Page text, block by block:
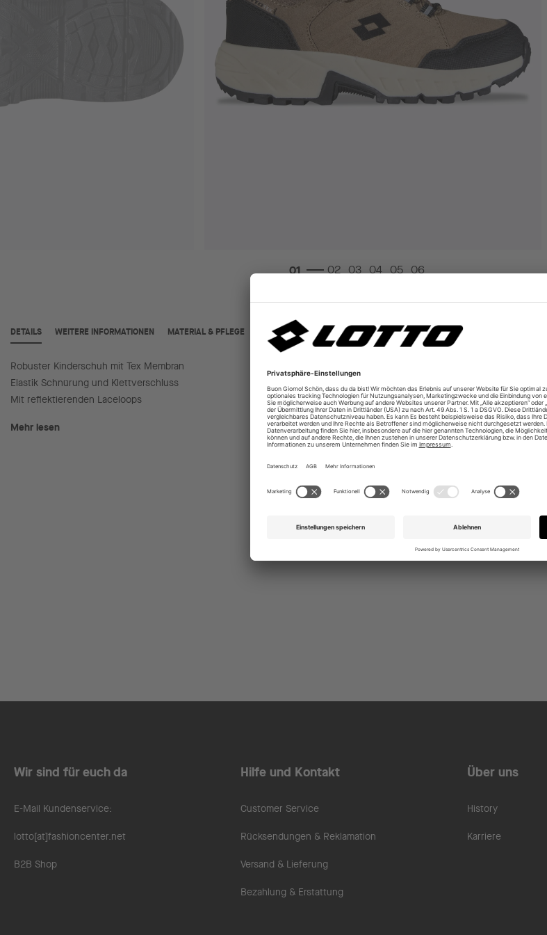
DETAILS
Robuster Kinderschuh mit Tex Membran
Elastik Schnürung und Klettverschluss
Mit reflektierenden Laceloops
Mehr lesen
WEITERE INFORMATIONEN MATERIAL & PFLEGE
Wir sind für euch da
E-Mail Kundenservice:
lotto[at]fashioncenter.net
B2B Shop
Hilfe und Kontakt
Customer Service
Rücksendungen & Reklamation
Versand & Lieferung
Bezahlung & Erstattung
Über uns
History
Karriere